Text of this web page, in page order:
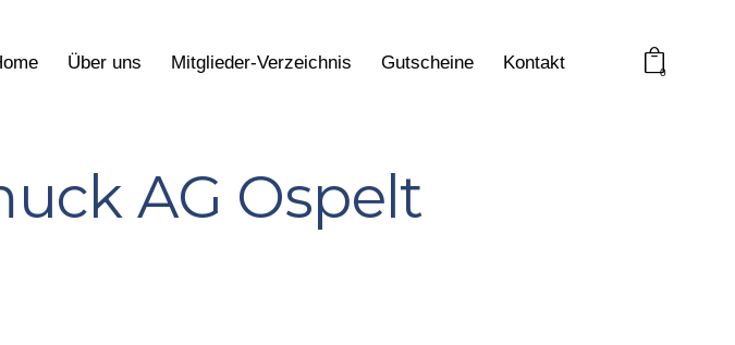
Über uns Mitglieder-Verzeichnis Gutscheine Kontakt 0
AG Ospelt